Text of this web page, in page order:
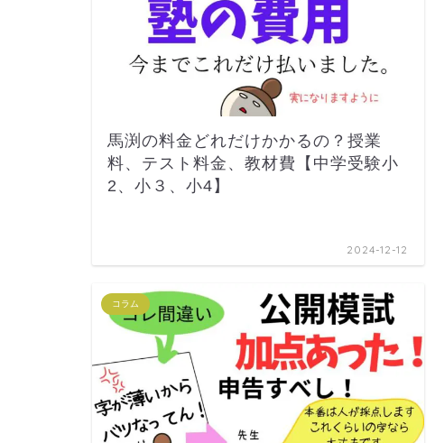
馬渕の料金どれだけかかるの？授業
料、テスト料金、教材費【中学受験小
2、小３、小4】
2024-12-12
コラム